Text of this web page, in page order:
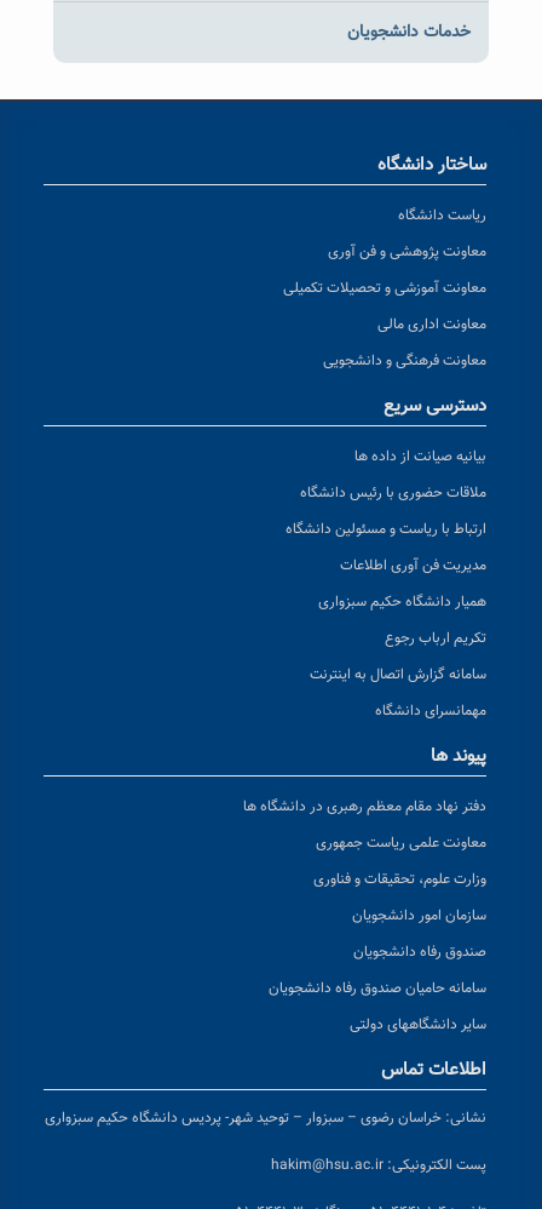
خدمات دانشجویان
ساختار دانشگاه
ریاست دانشگاه
معاونت پژوهشی و فن آوری
معاونت آموزشی و تحصیلات تکمیلی
معاونت اداری مالی
معاونت فرهنگی و دانشجویی
دسترسی سریع
بیانیه صیانت از داده ها
ملاقات حضوری با رئیس دانشگاه
ارتباط با ریاست و مسئولین دانشگاه
مدیریت فن آوری اطلاعات
همیار دانشگاه حکیم سبزواری
تکریم ارباب رجوع
سامانه گزارش اتصال به اینترنت
مهمانسرای دانشگاه
پیوند ها
دفتر نهاد مقام معظم رهبری در دانشگاه ها
معاونت علمی ریاست جمهوری
وزارت علوم، تحقیقات و فناوری
سازمان امور دانشجویان
صندوق رفاه دانشجویان
سامانه حامیان صندوق رفاه دانشجویان
سایر دانشگاههای دولتی
اطلاعات تماس
نشانی: خراسان رضوی – سبزوار – توحید شهر- پردیس دانشگاه حکیم سبزواری
پست الکترونیکی: hakim@hsu.ac.ir